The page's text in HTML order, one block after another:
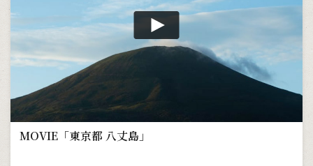
MOVIE「東京都 八丈島」